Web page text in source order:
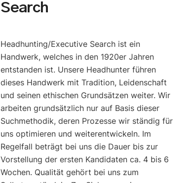
Search
Headhunting/Executive Search ist ein
Handwerk, welches in den 1920er Jahren
entstanden ist. Unsere Headhunter führen
dieses Handwerk mit Tradition, Leidenschaft
und seinen ethischen Grundsätzen weiter. Wir
arbeiten grundsätzlich nur auf Basis dieser
Suchmethodik, deren Prozesse wir ständig für
uns optimieren und weiterentwickeln. Im
Regelfall beträgt bei uns die Dauer bis zur
Vorstellung der ersten Kandidaten ca. 4 bis 6
Wochen. Qualität gehört bei uns zum